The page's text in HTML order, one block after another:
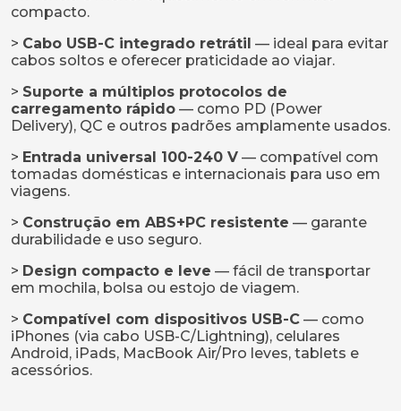
compacto.
> Cabo USB-C integrado retrátil — ideal para evitar
cabos soltos e oferecer praticidade ao viajar.
> Suporte a múltiplos protocolos de
carregamento rápido — como PD (Power
Delivery), QC e outros padrões amplamente usados.
> Entrada universal 100-240 V — compatível com
tomadas domésticas e internacionais para uso em
viagens.
> Construção em ABS+PC resistente — garante
durabilidade e uso seguro.
> Design compacto e leve — fácil de transportar
em mochila, bolsa ou estojo de viagem.
> Compatível com dispositivos USB-C — como
iPhones (via cabo USB-C/Lightning), celulares
Android, iPads, MacBook Air/Pro leves, tablets e
acessórios.